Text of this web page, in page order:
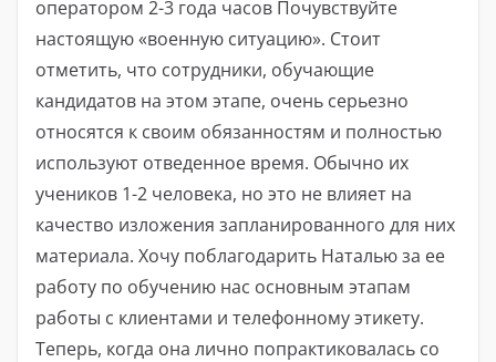
оператором 2-3 года часов Почувствуйте
настоящую «военную ситуацию». Стоит
отметить, что сотрудники, обучающие
кандидатов на этом этапе, очень серьезно
относятся к своим обязанностям и полностью
используют отведенное время. Обычно их
учеников 1-2 человека, но это не влияет на
качество изложения запланированного для них
материала. Хочу поблагодарить Наталью за ее
работу по обучению нас основным этапам
работы с клиентами и телефонному этикету.
Теперь, когда она лично попрактиковалась со